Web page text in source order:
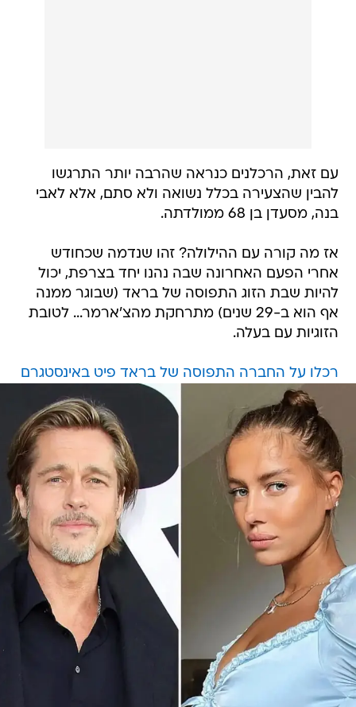
עם זאת, הרכלנים כנראה שהרבה יותר התרגשו
להבין שהצעירה בכלל נשואה ולא סתם, אלא לאבי
בנה, מסעדן בן 68 ממולדתה.
אז מה קורה עם ההילולה? זהו שנדמה שכחודש
אחרי הפעם האחרונה שבה נהנו יחד בצרפת, יכול
להיות שבת הזוג התפוסה של בראד (שבוגר ממנה
אף הוא ב-29 שנים) מתרחקת מהצ'ארמר... לטובת
הזוגיות עם בעלה.
רכלו על החברה התפוסה של בראד פיט באינסטגרם